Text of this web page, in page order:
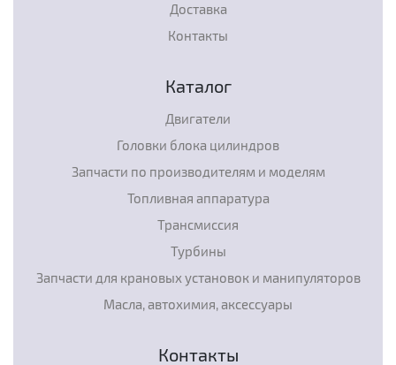
Доставка
Контакты
Каталог
Двигатели
Головки блока цилиндров
Запчасти по производителям и моделям
Топливная аппаратура
Трансмиссия
Турбины
Запчасти для крановых установок и манипуляторов
Масла, автохимия, аксессуары
Контакты